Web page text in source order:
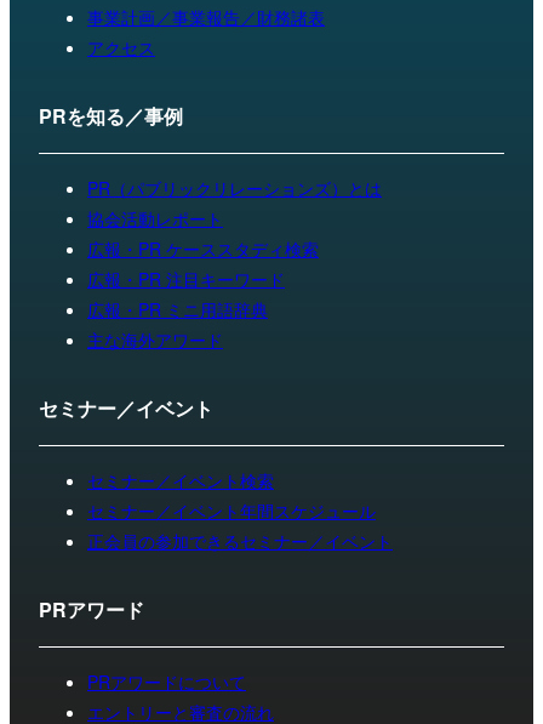
事業計画／事業報告／財務諸表
アクセス
PRを知る／事例
PR（パブリックリレーションズ）とは
協会活動レポート
広報・PR ケーススタディ検索
広報・PR 注目キーワード
広報・PR ミニ用語辞典
主な海外アワード
セミナー／イベント
セミナー／イベント検索
セミナー／イベント年間スケジュール
正会員の参加できるセミナー／イベント
PRアワード
PRアワードについて
エントリーと審査の流れ